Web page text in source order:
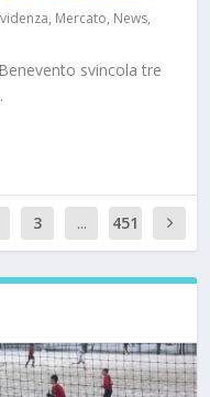
, Mercato, News,
svincola tre
3 ...
451
2